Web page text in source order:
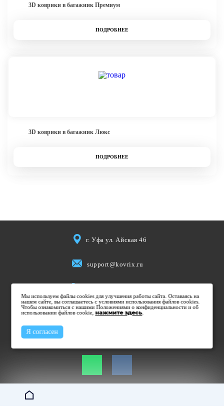
3D коврики в багажник Премиум
ПОДРОБНЕЕ
3D коврики в багажник Люкс
ПОДРОБНЕЕ
г. Уфа ул. Айская 46
support@kovrix.ru
Пн-Пт: 10:00 - 19:00
Мы используем файлы cookies для улучшения работы сайта. Оставаясь на
нашем сайте, вы соглашаетесь с условиями использования файлов cookies.
Чтобы ознакомиться с нашими Положениями о конфиденциальности и об
использовании файлов cookie,нажмите здесь.
Я согласен